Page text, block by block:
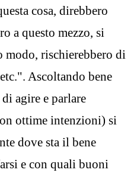
cosa, direbbero
a questo mezzo, si
modo, rischierebbero di
Ascoltando bene
agire e parlare
ottime intenzioni) si
dove sta il bene
e con quali buoni